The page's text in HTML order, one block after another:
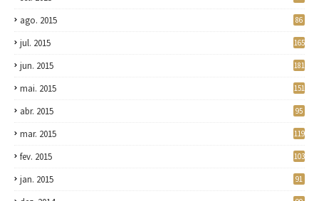
ago. 2015 86
jul. 2015 165
jun. 2015 181
mai. 2015 151
abr. 2015 95
mar. 2015 119
fev. 2015 103
jan. 2015 91